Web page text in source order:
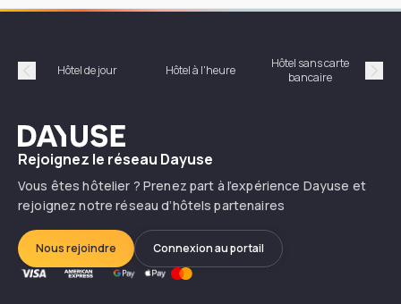
Précédent
Hôtel de jour Hôtel à l'heure
Hôtel sans carte
bancaire
Dayuse
Rejoignez le réseau Dayuse
Vous êtes hôtelier ? Prenez part à l’expérience Dayuse et
rejoignez notre réseau d’hôtels partenaires
Nous rejoindre Connexion au portail